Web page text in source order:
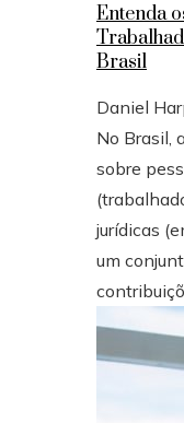
Entenda
Brasil
Daniel
No Brasil,
sobre
jurídicas
um